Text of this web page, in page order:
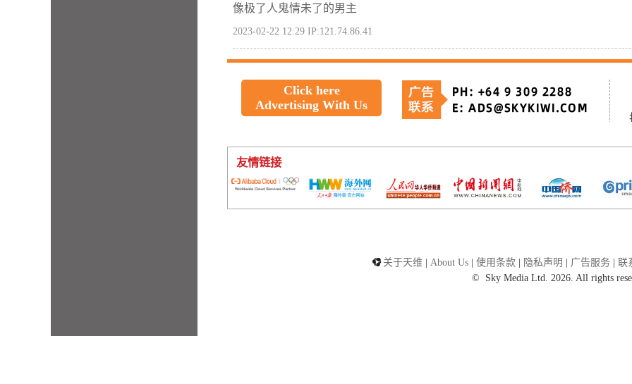
像极了人鬼情未了的男主
2023-02-22 12:29 IP:121.74.86.41
Click here
Advertising With Us
友情链接
关于天维 About Us 使用条款 隐私声明 广告服务 联
©
Sky Media Ltd. 2026. All rights